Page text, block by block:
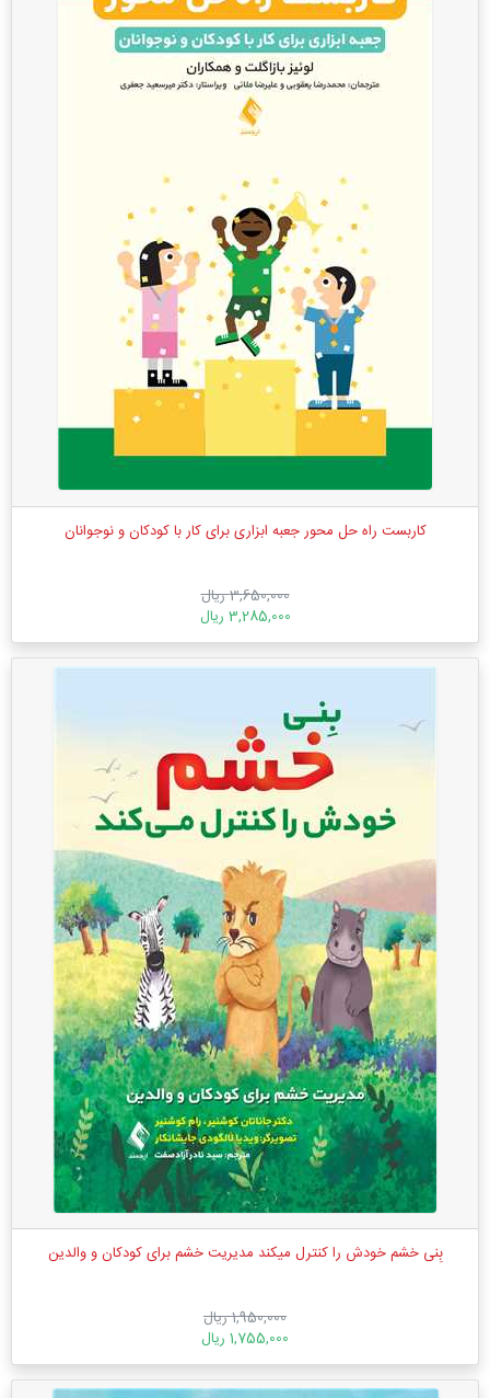
کاربست راه حل محور جعبه ابزاری برای کار با کودکان و نوجوانان
3,650,000 ریال
3,285,000 ریال
بِنی خشم خودش را کنترل میکند مدیریت خشم برای کودکان و والدین
1,950,000 ریال
1,755,000 ریال